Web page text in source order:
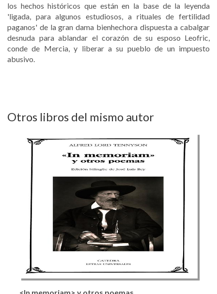
los hechos históricos que están en la base de la leyenda
'ligada, para algunos estudiosos, a rituales de fertilidad
paganos' de la gran dama bienhechora dispuesta a cabalgar
desnuda para ablandar el corazón de su esposo Leofric,
conde de Mercia, y liberar a su pueblo de un impuesto
abusivo.
Otros libros del mismo autor